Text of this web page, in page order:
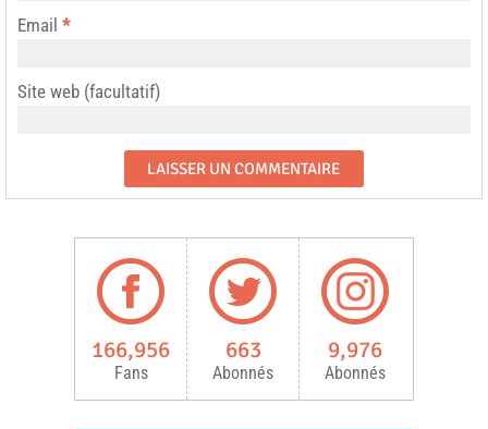
Email *
Site web (facultatif)
166,956
Fans
663
Abonnés
9,976
Abonnés